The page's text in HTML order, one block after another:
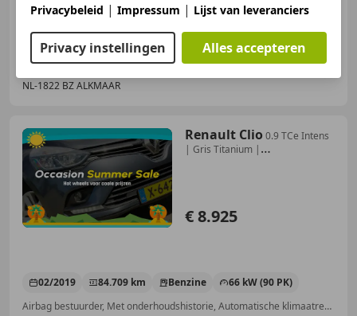
NL-1822 BZ ALKMAAR
Renault Clio 0.9 TCe Intens
| Gris Titanium |
€ 8.925
02/2019 84.709 km Benzine
66 kW (90 PK)
Airbag bestuurder, Met onderhoudshistorie, Automatische klimaatregeling, Regensensor, Parkeerhulp achter, Lichtmetalen velgen, Navigatiesysteem, Keyless Entry
Privacybeleid | Impressum | Lijst van leveranciers
Privacy instellingen Alles accepteren